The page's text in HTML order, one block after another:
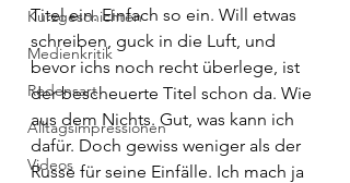
Kurzgeschichten
Medienkritik
Redensart
Alltagsimpressionen
Videos
Titel ein. Einfach so ein. Will etwas
schreiben, guck in die Luft, und
bevor ichs noch recht überlege, ist
der bescheuerte Titel schon da. Wie
aus dem Nichts. Gut, was kann ich
dafür. Doch gewiss weniger als der
Russe für seine Einfälle. Ich mach ja